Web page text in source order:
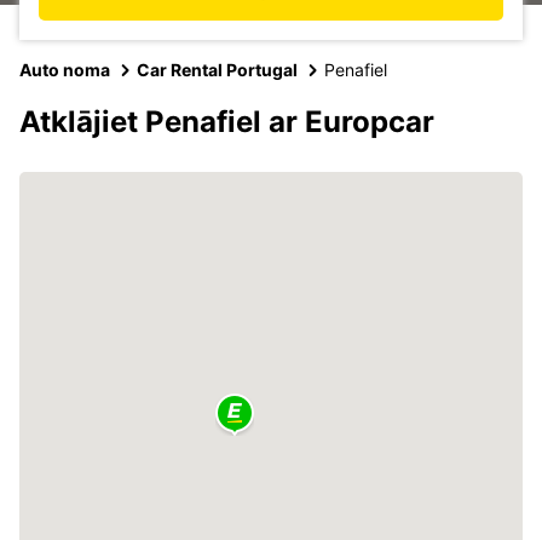
Auto noma Car Rental Portugal Penafiel
Atklājiet Penafiel ar Europcar